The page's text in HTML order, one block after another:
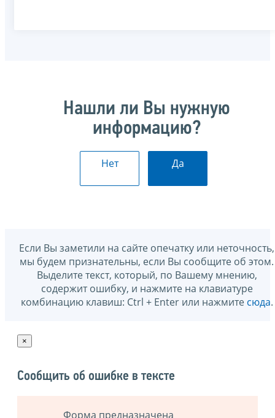
Нашли ли Вы нужную
информацию?
Нет Да
Если Вы заметили на сайте опечатку или неточность,
мы будем признательны, если Вы сообщите об этом.
Выделите текст, который, по Вашему мнению,
содержит ошибку, и нажмите на клавиатуре
комбинацию клавиш: Ctrl + Enter или нажмите сюда.
×
Сообщить об ошибке в тексте
Форма предназначена